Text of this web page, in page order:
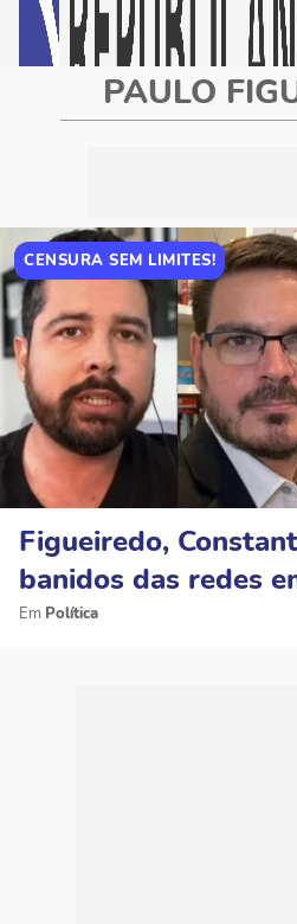
PAULO
CENSURA SEM LIMITES!
Figueiredo,
banidos das redes
Política